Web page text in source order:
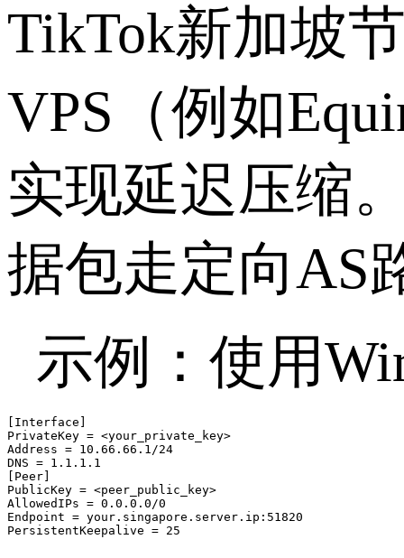
TikTok新加坡
VPS （例如
实现延迟压缩
据包走定向AS
示例：使用
[Interface]
PrivateKey = <your_private_key>
Address = 10.66.66.1/24
DNS = 1.1.1.1
[Peer]
PublicKey = <peer_public_key>
AllowedIPs = 0.0.0.0/0
Endpoint = your.singapore.server.ip:51820
PersistentKeepalive = 25